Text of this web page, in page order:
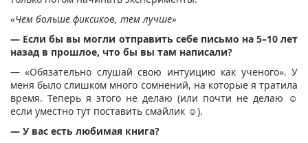
«Чем больше фиксиков, тем лучше»
— Если бы вы могли отправить себе письмо на 5–10 лет
назад в прошлое, что бы вы там написали?
— «Обязательно слушай свою интуицию как ученого». У
меня было слишком много сомнений, на которые я тратила
время. Теперь я этого не делаю (или почти не делаю ☺
если уместно тут поставить смайлик ☺).
— У вас есть любимая книга?